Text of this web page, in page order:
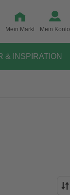
Mein Markt Mein Konto
& INSPIRATION